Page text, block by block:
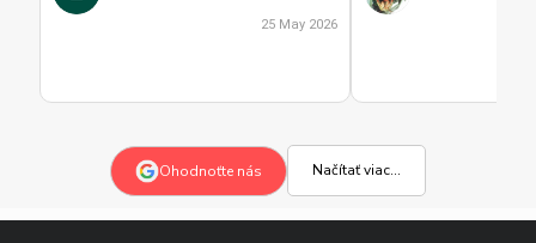
25 May 2026
Ohodnoťte nás Načítať viac...